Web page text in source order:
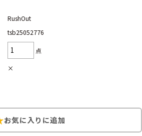
今週のHOTワード（7/29〜8/4）
映画
大きいサイズ
ンドから探す
RushOut
tsb25052776
点
×